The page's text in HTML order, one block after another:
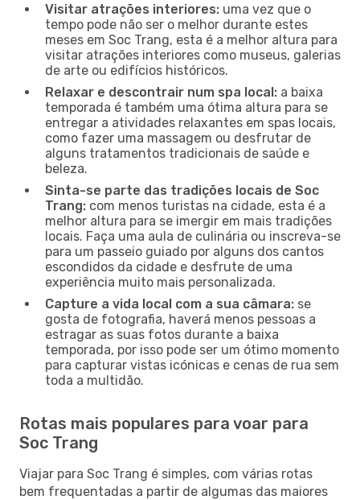
Visitar atrações interiores: uma vez que o
tempo pode não ser o melhor durante estes
meses em Soc Trang, esta é a melhor altura para
visitar atrações interiores como museus, galerias
de arte ou edifícios históricos.
Relaxar e descontrair num spa local: a baixa
temporada é também uma ótima altura para se
entregar a atividades relaxantes em spas locais,
como fazer uma massagem ou desfrutar de
alguns tratamentos tradicionais de saúde e
beleza.
Sinta-se parte das tradições locais de Soc
Trang: com menos turistas na cidade, esta é a
melhor altura para se imergir em mais tradições
locais. Faça uma aula de culinária ou inscreva-se
para um passeio guiado por alguns dos cantos
escondidos da cidade e desfrute de uma
experiência muito mais personalizada.
Capture a vida local com a sua câmara: se
gosta de fotografia, haverá menos pessoas a
estragar as suas fotos durante a baixa
temporada, por isso pode ser um ótimo momento
para capturar vistas icónicas e cenas de rua sem
toda a multidão.
Rotas mais populares para voar para
Soc Trang
Viajar para Soc Trang é simples, com várias rotas
bem frequentadas a partir de algumas das maiores